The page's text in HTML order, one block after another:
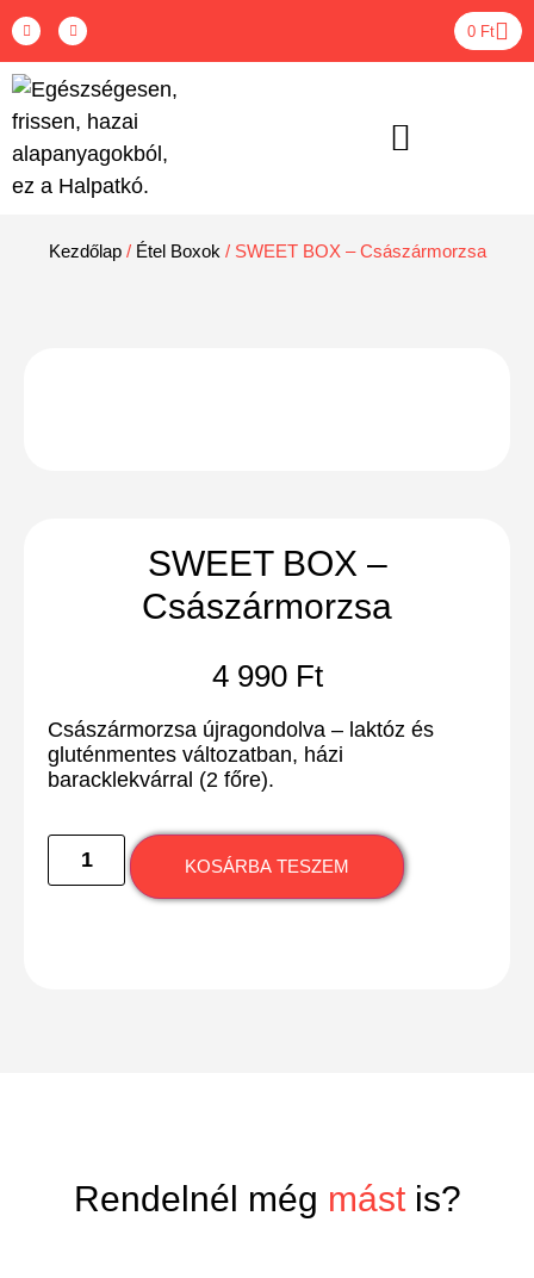
0 Ft
Kezdőlap/ Étel Boxok / SWEET BOX – Császármorzsa
SWEET BOX –
Császármorzsa
4 990 Ft
Császármorzsa újragondolva – laktóz és
gluténmentes változatban, házi
baracklekvárral (2 főre).
KOSÁRBA TESZEM
Rendelnél még mást is?